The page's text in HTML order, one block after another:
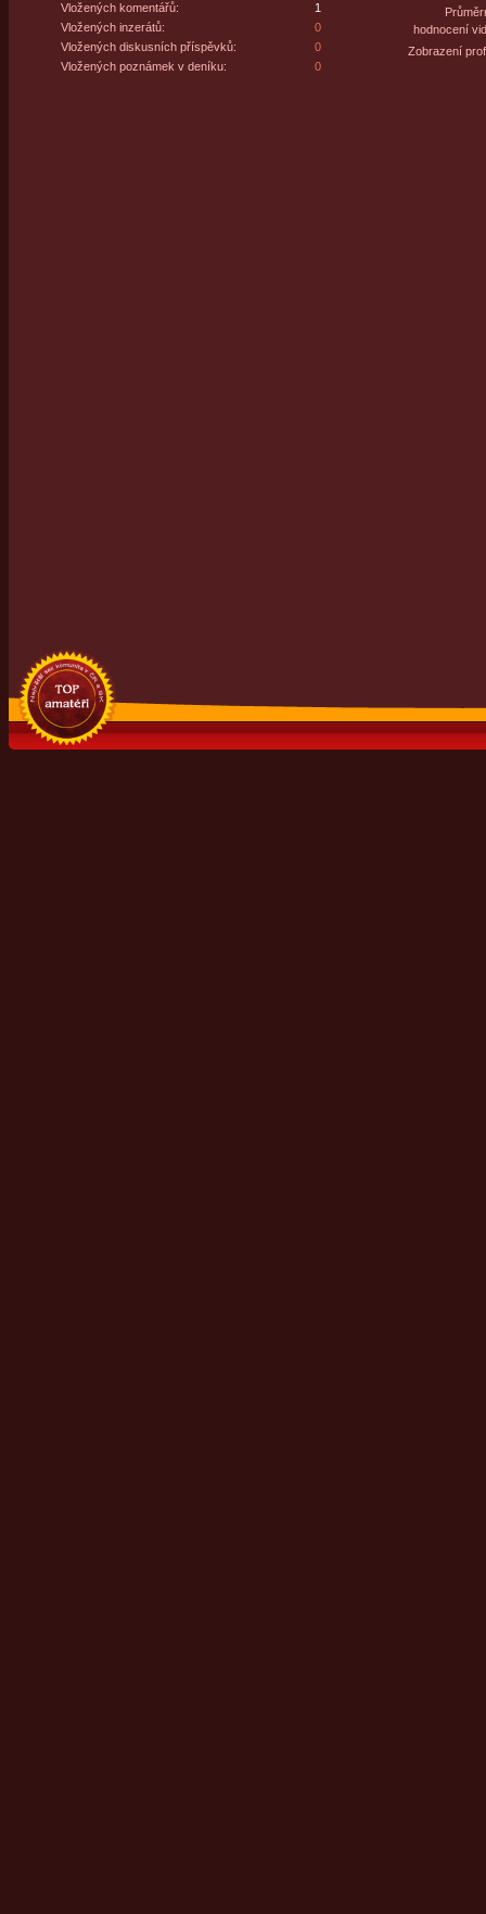
Vložených komentářů:
1
Vložených inzerátů:
0
Vložených diskusních příspěvků:
0
Vložených poznámek v deníku:
0
hodnocení
Zobrazení